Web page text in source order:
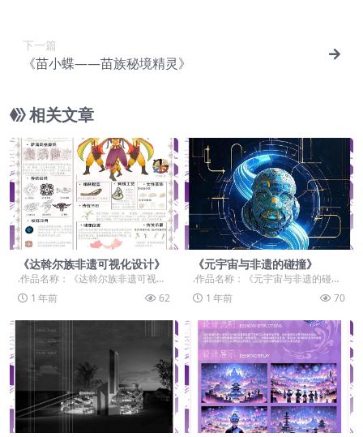
下一篇
《苗小蝶——苗族秘境精灵》
相关文章
《达斡尔族非遗可视化设计》
.作品名称：《达斡尔族非遗可视化
设计》 .作品赛道：学生组：命题赛
道-”元宇宙+...
1 年前 62
《元宇宙与非遗的碰撞》
.作品名称：《元宇宙与非遗的碰
撞》 .作品赛道：学生组：命题赛
道-”元宇宙+非遗...
1 年前 70